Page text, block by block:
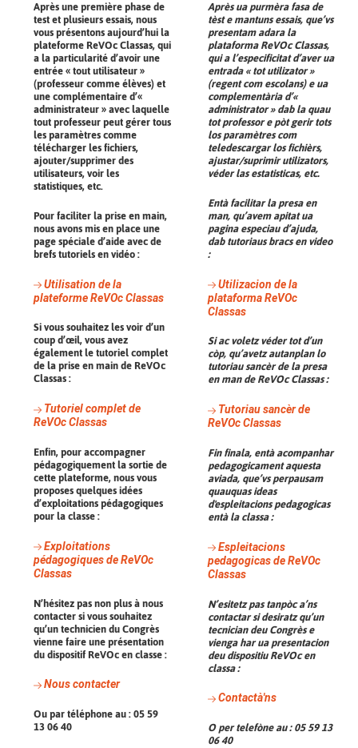
Après une première phase de
test et plusieurs essais, nous
vous présentons aujourd’hui la
plateforme ReVOc Classas, qui
a la particularité d’avoir une
entrée « tout utilisateur »
(professeur comme élèves) et
une complémentaire d’«
administrateur » avec laquelle
tout professeur peut gérer tous
les paramètres comme
télécharger les fichiers,
ajouter/supprimer des
utilisateurs, voir les
statistiques, etc.
Pour faciliter la prise en main,
nous avons mis en place une
page spéciale d’aide avec de
brefs tutoriels en vidéo :
Utilisation de la
plateforme ReVOc Classas
Si vous souhaitez les voir d’un
coup d’œil, vous avez
également le tutoriel complet
de la prise en main de ReVOc
Classas :
Tutoriel complet de
ReVOc Classas
Enfin, pour accompagner
pédagogiquement la sortie de
cette plateforme, nous vous
proposes quelques idées
d’exploitations pédagogiques
pour la classe :
Exploitations
pédagogiques de ReVOc
Classas
N’hésitez pas non plus à nous
contacter si vous souhaitez
qu’un technicien du Congrès
vienne faire une présentation
du dispositif ReVOc en classe :
Nous contacter
Ou par téléphone au : 05 59
13 06 40
Après ua purmèra fasa de
tèst e mantuns essais, que’vs
presentam adara la
plataforma ReVOc Classas,
qui a l’especificitat d’aver ua
entrada « tot utilizator »
(regent com escolans) e ua
complementària d’«
administrator » dab la quau
tot professor e pòt gerir tots
los paramètres com
teledescargar los fichièrs,
ajustar/suprimir utilizators,
véder las estatisticas, etc.
Entà facilitar la presa en
man, qu’avem apitat ua
pagina especiau d’ajuda,
dab tutoriaus bracs en video
:
Utilizacion de la
plataforma ReVOc
Classas
Si ac voletz véder tot d’un
còp, qu’avetz autanplan lo
tutoriau sancèr de la presa
en man de ReVOc Classas :
Tutoriau sancèr de
ReVOc Classas
Fin finala, entà acompanhar
pedagogicament aquesta
aviada, que’vs perpausam
quauquas ideas
d'espleitacions pedagogicas
entà la classa :
Espleitacions
pedagogicas de ReVOc
Classas
N’esitetz pas tanpòc a’ns
contactar si desiratz qu’un
tecnician deu Congrès e
vienga har ua presentacion
deu dispositiu ReVOc en
classa :
Contactà'ns
O per telefòne au : 05 59 13
06 40